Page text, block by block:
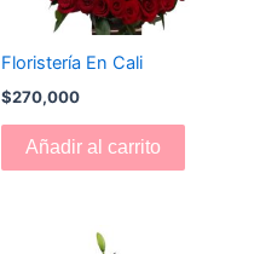
Floristería En Cali
$270,000
Añadir al carrito